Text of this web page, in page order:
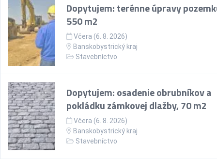
Dopytujem: terénne úpravy
550 m2
Včera (6. 8. 2026)
Banskobystrický kraj
Stavebníctvo
Dopytujem: osadenie obrubníkov a
pokládku zámkovej dlažby, 70 m2
Včera (6. 8. 2026)
Banskobystrický kraj
Stavebníctvo